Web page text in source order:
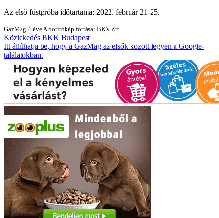
Az első füstpróba időtartama: 2022. február 21-25.
GazMag 4 éve A borítókép forrása: BKV Zrt.
Közlekedés BKK Budapest
Itt állíthatja be, hogy a GazMag az elsők között legyen a Google-
találatokban.